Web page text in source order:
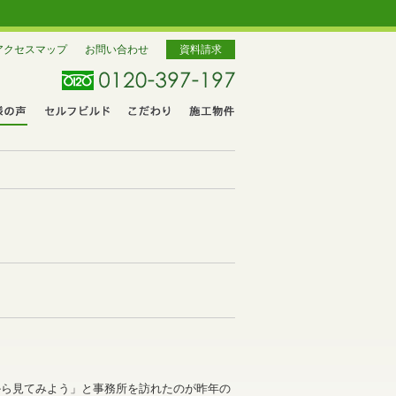
クセスマップ お問い合わせ 資料請求
見てみよう」と事務所を訪れたのが昨年の